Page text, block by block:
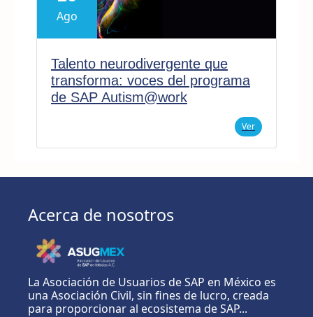
Ago
Talento neurodivergente que
transforma: voces del programa
de SAP Autism@work
Ver
Acerca de nosotros
La Asociación de Usuarios de SAP en México es
una Asociación Civil, sin fines de lucro, creada
para proporcionar al ecosistema de SAP...